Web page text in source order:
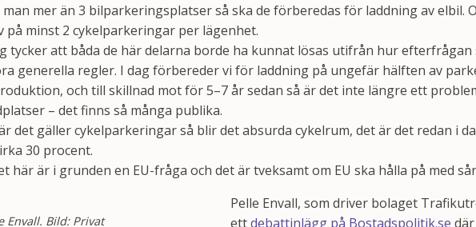
man mer än 3 bilparkeringsplatser så ska de förberedas för laddning av elbil.
på minst 2 cykelparkeringar per lägenhet.
tycker att båda de här delarna borde ha kunnat lösas utifrån hur
generella regler. I dag förbereder vi för laddning på ungefär hälften av
och till skillnad mot för 5–7 år sedan så är det inte längre ett
– det finns så många publika.
det gäller cykelparkeringar så blir det absurda cykelrum, det är det redan i
30 procent.
här är i grunden en EU-fråga och det är tveksamt om EU ska hålla på med
Envall. Bild: Privat
Pelle Envall, som driver bolaget
ettdebattinlägg på Bostadspolitik.se